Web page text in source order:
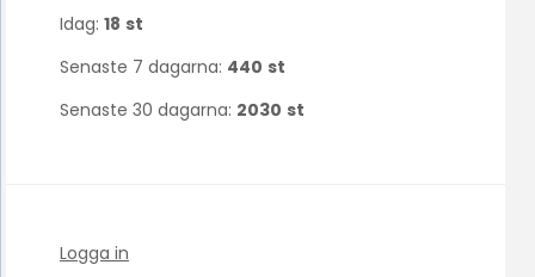
Idag: 18 st
Senaste 7 dagarna: 440 st
Senaste 30 dagarna: 2030 st
Logga in